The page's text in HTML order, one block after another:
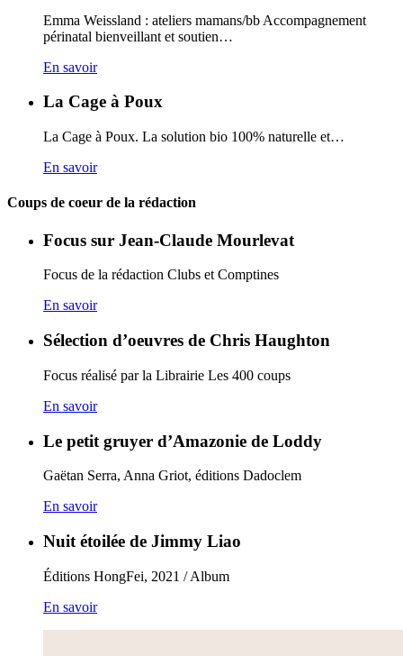
Emma Weissland : ateliers mamans/bb Accompagnement
périnatal bienveillant et soutien…
En savoir
La Cage à Poux
La Cage à Poux. La solution bio 100% naturelle et…
En savoir
Coups de coeur de la rédaction
Focus sur Jean-Claude Mourlevat
Focus de la rédaction Clubs et Comptines
En savoir
Sélection d’oeuvres de Chris Haughton
Focus réalisé par la Librairie Les 400 coups
En savoir
Le petit gruyer d’Amazonie de Loddy
Gaëtan Serra, Anna Griot, éditions Dadoclem
En savoir
Nuit étoilée de Jimmy Liao
Éditions HongFei, 2021 / Album
En savoir